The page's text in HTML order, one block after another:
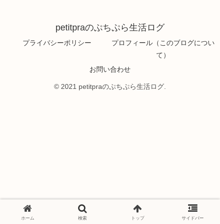
petitpraのぷちぷら生活ログ
プライバシーポリシー
プロフィール（このブログについ
て）
お問い合わせ
© 2021 petitpraのぷちぷら生活ログ.
ホーム 検索 トップ サイドバー